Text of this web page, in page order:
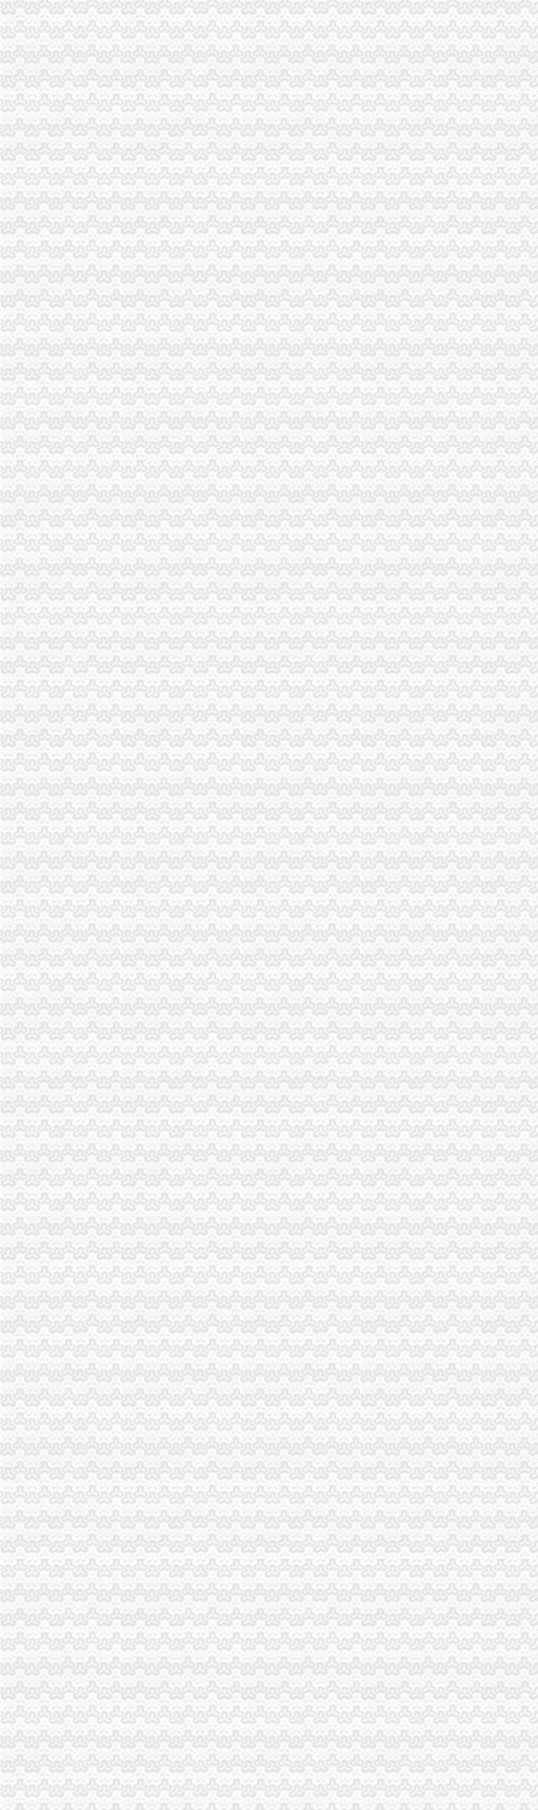
渝开发（000514）公告正文_财经_凤凰网
【招租售中心后勤专员,重庆泽城房产经纪有限公司招聘】-重庆赶集网
重庆北联置业顾问有限公司亚太商谷营业部_【信用信息_诉讼信息_财
济南市居之装饰_济南市居之装饰
重庆优骐汽车维修服务有限公司重庆分公司_【电话地址_招聘信息_注
重庆融旭房产经纪有限公司_【信用信息_诉讼信息_财务信息_注册信息
重庆铜元局企业年检/企业营业执照年检|重庆列表网
卓越银代理招商平台稳定佣金合理西安今题网
渝开发：西南证券股份有限公司关于公司发行股份购买--新闻频道-大
渝开发：2011年年度报告
[中报]渝开发：2010年半年度报告-[中财网]
渝开发：2011年半年度报告（更新后）_证券之星
【济南保险代理人招聘,信诚人寿招聘,待遇】大众人才网
招商银行--渝开发（000514）2011年半年度报告（修订版）
渝开发公司简介-000514公司简介
渝开发：2011年半年度报告（2011-07-29）_渝开发（000514）个股
招商银行--渝开发（000514）2010年半年度报告